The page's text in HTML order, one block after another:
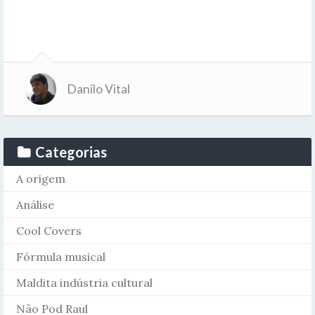
Danilo Vital
Categorias
A origem
Análise
Cool Covers
Fórmula musical
Maldita indústria cultural
Não Pod Raul